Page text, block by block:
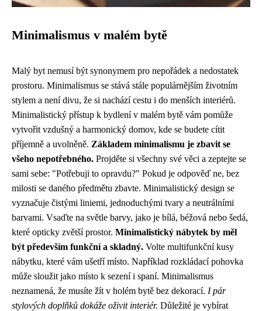
Minimalismus v malém bytě
Malý byt nemusí být synonymem pro nepořádek a nedostatek
prostoru. Minimalismus se stává stále populárnějším životním
stylem a není divu, že si nachází cestu i do menších interiérů.
Minimalistický přístup k bydlení v malém bytě vám pomůže
vytvořit vzdušný a harmonický domov, kde se budete cítit
příjemně a uvolněně. Základem minimalismu je zbavit se
všeho nepotřebného. Projděte si všechny své věci a zeptejte se
sami sebe: "Potřebuji to opravdu?" Pokud je odpověď ne, bez
milosti se daného předmětu zbavte. Minimalistický design se
vyznačuje čistými liniemi, jednoduchými tvary a neutrálními
barvami. Vsaďte na světle barvy, jako je bílá, béžová nebo šedá,
které opticky zvětší prostor. Minimalistický nábytek by měl
být především funkční a skladný. Volte multifunkční kusy
nábytku, které vám ušetří místo. Například rozkládací pohovka
může sloužit jako místo k sezení i spaní. Minimalismus
neznamená, že musíte žít v holém bytě bez dekorací. I pár
stylových doplňků dokáže oživit interiér. Důležité je vybírat